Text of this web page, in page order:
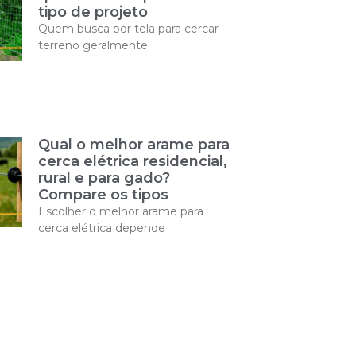
tipo de projeto
Quem busca por tela para cercar
terreno geralmente
Qual o melhor arame para
cerca elétrica residencial,
rural e para gado?
Compare os tipos
Escolher o melhor arame para
cerca elétrica depende